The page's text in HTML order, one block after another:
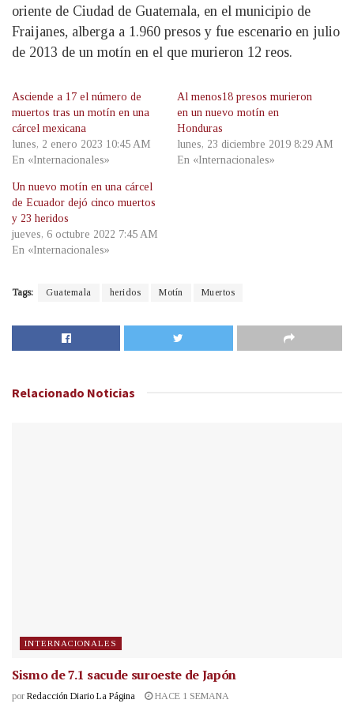
oriente de Ciudad de Guatemala, en el municipio de
Fraijanes, alberga a 1.960 presos y fue escenario en julio
de 2013 de un motín en el que murieron 12 reos.
Asciende a 17 el número de
muertos tras un motín en una
cárcel mexicana
lunes, 2 enero 2023 10:45 AM
En «Internacionales»
Al menos18 presos murieron
en un nuevo motín en
Honduras
lunes, 23 diciembre 2019 8:29 AM
En «Internacionales»
Un nuevo motín en una cárcel
de Ecuador dejó cinco muertos
y 23 heridos
jueves, 6 octubre 2022 7:45 AM
En «Internacionales»
Tags: Guatemala heridos Motín Muertos
Relacionado Noticias
INTERNACIONALES
Sismo de 7.1 sacude suroeste de Japón
por Redacción Diario La Página HACE 1 SEMANA